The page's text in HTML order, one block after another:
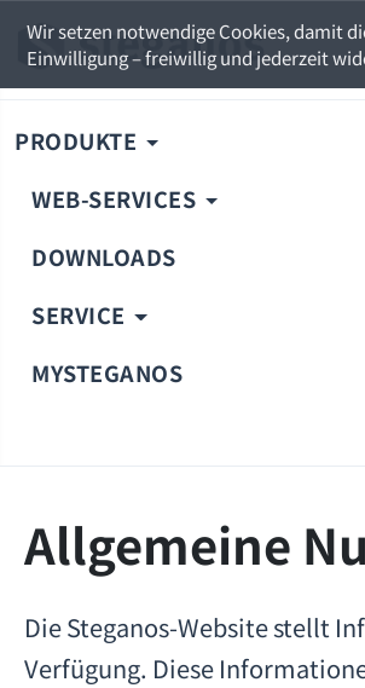
PRODUKTE
WEB-SERVICES
DOWNLOADS
SERVICE
MYSTEGANOS
Allgemeine
Die Steganos-Website stellt
Verfügung. Diese
Wir setzen notwendige Cookies, damit
Einwilligung – freiwillig und jederzeit